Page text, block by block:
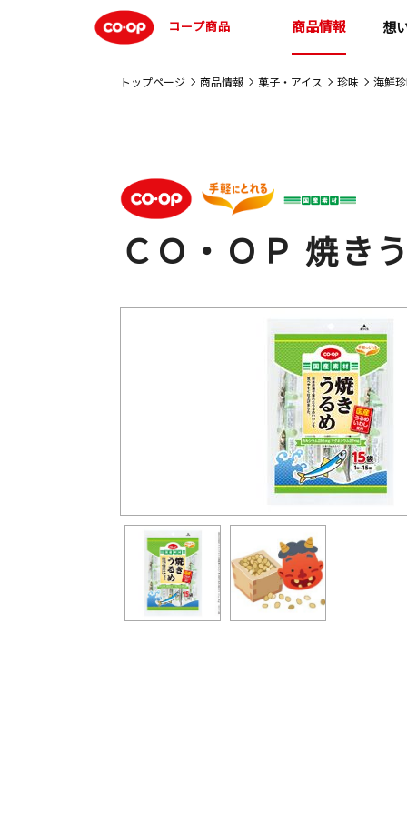
コープ商品 商品情報 想
トップページ 商品情報 菓子・アイス 珍味 海鮮
ＣＯ・ＯＰ 焼き